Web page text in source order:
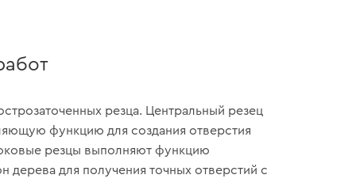
резца. Центральный резец
функцию для создания отверстия
резцы выполняют функцию
дерева для получения точных отверстий с